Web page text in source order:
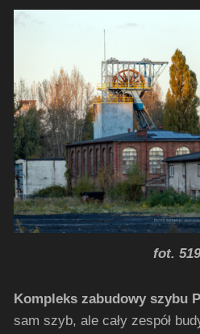
fot.
Kompleks zabudowy szybu
sam szyb, ale cały zespół